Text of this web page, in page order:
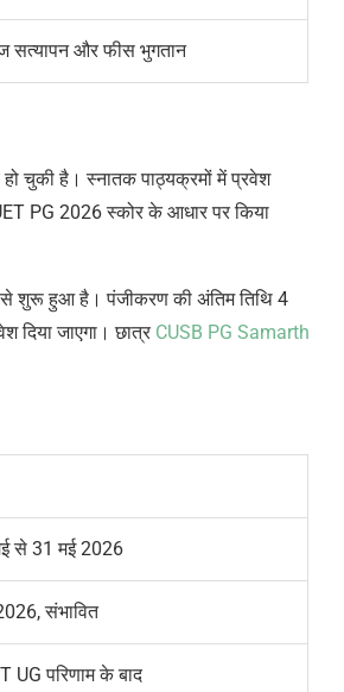
सत्यापन और फीस भुगतान
चुकी है। स्नातक पाठ्यक्रमों में प्रवेश
PG 2026 स्कोर के आधार पर किया
शुरू हुआ है। पंजीकरण की अंतिम तिथि 4
जाएगा। छात्र CUSB PG Samarth
से 31 मई 2026
संभावित
UG परिणाम के बाद